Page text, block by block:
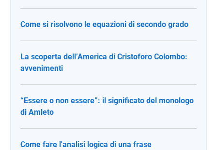
Come si risolvono le equazioni di secondo grado
La scoperta dell’America di Cristoforo Colombo:
avvenimenti
“Essere o non essere”: il significato del monologo
di Amleto
Come fare l'analisi logica di una frase